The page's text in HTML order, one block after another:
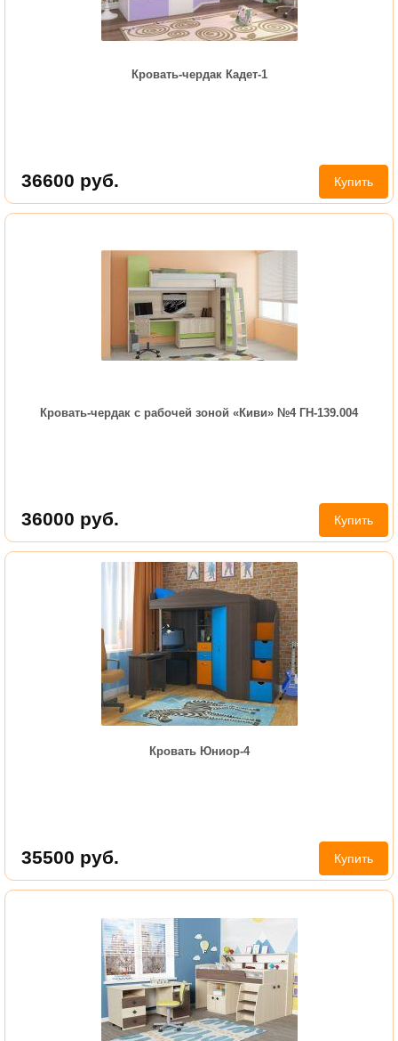
Кровать-чердак Кадет-1
36600 руб. Купить
Кровать-чердак с рабочей зоной «Киви» №4 ГН-139.004
36000 руб. Купить
Кровать Юниор-4
35500 руб. Купить